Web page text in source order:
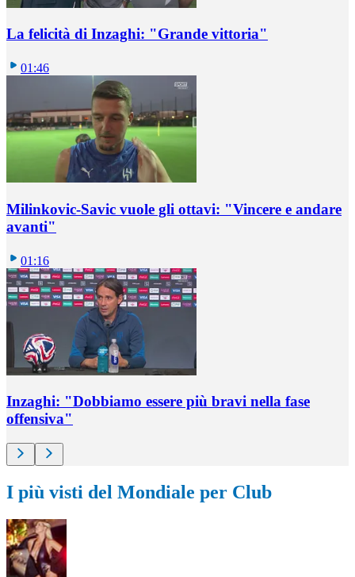
La felicità di Inzaghi: "Grande vittoria"
01:46
Milinkovic-Savic vuole gli ottavi: "Vincere e andare
avanti"
01:16
Inzaghi: "Dobbiamo essere più bravi nella fase
offensiva"
I più visti del Mondiale per Club